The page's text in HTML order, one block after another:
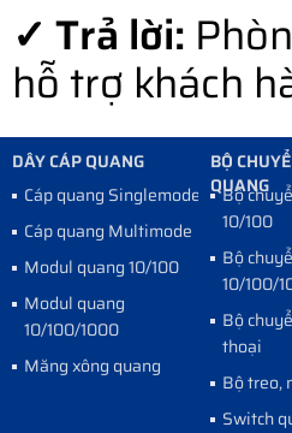
✓ Trả lời:
hỗ trợ khách
DÂY CÁP QUANG
Cáp quang Singlemode
Cáp quang Multimode
Modul quang 10/100
Modul quang
10/100/1000
Măng xông quang
BỘ
QUANG
Bộ
10/100
Bộ
10/100/
Bộ
thoại
Bộ treo,
Switch